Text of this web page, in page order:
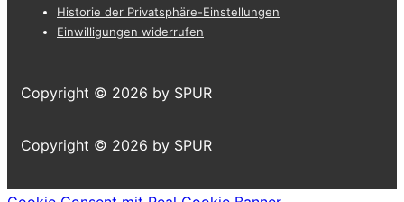
Historie der Privatsphäre-Einstellungen
Einwilligungen widerrufen
Copyright © 2026 by SPUR
Copyright © 2026 by SPUR